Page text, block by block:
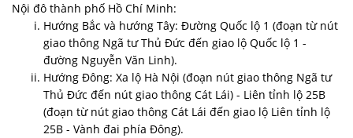
Nội đô thành phố Hồ Chí Minh:
Hướng Bắc và hướng Tây: Đường Quốc lộ 1 (đoạn từ nút
giao thông Ngã tư Thủ Đức đến giao lộ Quốc lộ 1 -
đường Nguyễn Văn Linh).
Hướng Đông: Xa lộ Hà Nội (đoạn nút giao thông Ngã tư
Thủ Đức đến nút giao thông Cát Lái) - Liên tỉnh lộ 25B
(đoạn từ nút giao thông Cát Lái đến giao lộ Liên tỉnh lộ
25B - Vành đai phía Đông).